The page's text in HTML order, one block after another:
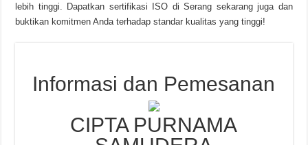
lebih tinggi. Dapatkan sertifikasi ISO di Serang sekarang juga dan
buktikan komitmen Anda terhadap standar kualitas yang tinggi!
Informasi dan Pemesanan
CIPTA PURNAMA